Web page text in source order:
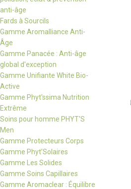
anti-âge
Fards à Sourcils
Gamme Aromalliance Anti-
Âge
Gamme Panacée : Anti-âge
global d'exception
Gamme Unifiante White Bio-
Active
Gamme Phyt'ssima Nutrition
Extrême
Soins pour homme PHYT'S
Men
Gamme Protecteurs Corps
Gamme Phyt’Solaires
Gamme Les Solides
Gamme Soins Capillaires
Gamme Aromaclear : Équilibre